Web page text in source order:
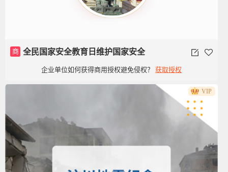
商 全民国家安全教育日维护国家安全
企业单位如何获得商用授权避免侵权？ 获取授权
VIP